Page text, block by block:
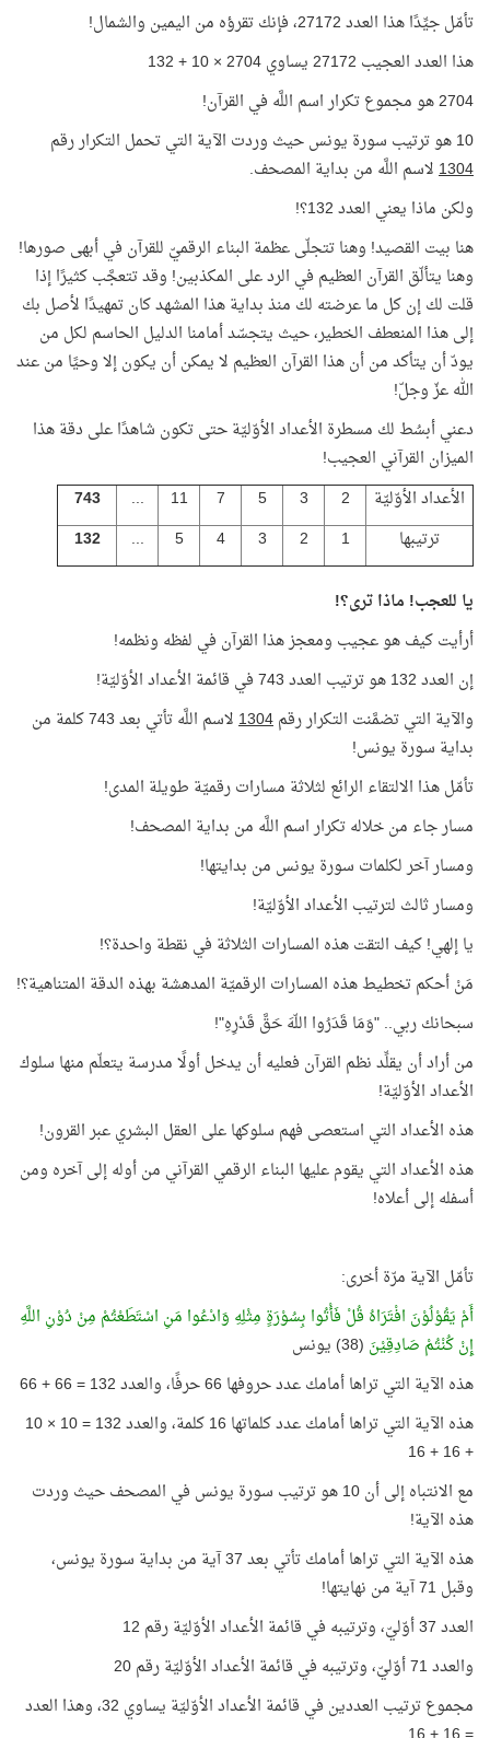
تأمّل جيِّدًا هذا العدد 27172، فإنك تقرؤه من اليمين والشمال!
هذا العدد العجيب 27172 يساوي 2704 × 10 + 132
2704 هو مجموع تكرار اسم اللَّه في القرآن!
10 هو ترتيب سورة يونس حيث وردت الآية التي تحمل التكرار رقم
1304لاسم اللَّه من بداية المصحف.
ولكن ماذا يعني العدد 132؟!
هنا بيت القصيد! وهنا تتجلّى عظمة البناء الرقميّ للقرآن في أبهى صورها!
وهنا يتألّق القرآن العظيم في الرد على المكذبين! وقد تتعجَّب كثيرًا إذا
قلت لك إن كل ما عرضته لك منذ بداية هذا المشهد كان تمهيدًا لأصل بك
إلى هذا المنعطف الخطير، حيث يتجسّد أمامنا الدليل الحاسم لكل من
يودّ أن يتأكد من أن هذا القرآن العظيم لا يمكن أن يكون إلا وحيًا من عند
الله عزّ وجلّ!
دعني أبسُط لك مسطرة الأعداد الأوّليّة حتى تكون شاهدًا على دقة هذا
الميزان القرآني العجيب!
الأعداد الأوّليّة
2
3
5
7
11
...
743
ترتيبها
1
2
3
4
5
...
132
يا للعجب! ماذا ترى؟!
أرأيت كيف هو عجيب ومعجز هذا القرآن في لفظه ونظمه!
إن العدد 132 هو ترتيب العدد 743 في قائمة الأعداد الأوّليّة!
والآية التي تضمَّنت التكرار رقم1304
لاسم اللَّه تأتي بعد 743 كلمة من
بداية سورة يونس!
تأمّل هذا الالتقاء الرائع لثلاثة مسارات رقميّة طويلة المدى!
مسار جاء من خلاله تكرار اسم اللَّه من بداية المصحف!
ومسار آخر لكلمات سورة يونس من بدايتها!
ومسار ثالث لترتيب الأعداد الأوّليّة!
يا إلهي! كيف التقت هذه المسارات الثلاثة في نقطة واحدة؟!
مَنْ أحكم تخطيط هذه المسارات الرقميّة المدهشة بهذه الدقة المتناهية؟!
سبحانك ربي.. "وَمَا قَدَرُوا اللّهَ حَقَّ قَدْرِهِ"!
من أراد أن يقلِّد نظم القرآن فعليه أن يدخل أولًا مدرسة يتعلّم منها سلوك
الأعداد الأوّليّة!
هذه الأعداد التي استعصى فهم سلوكها على العقل البشري عبر القرون!
هذه الأعداد التي يقوم عليها البناء الرقمي القرآني من أوله إلى آخره ومن
أسفله إلى أعلاه!
تأمّل الآية مرّة أخرى:
أَمْ يَقُوْلُوْنَ افْتَرَاهُ قُلْ فَأْتُوا بِسُوْرَةٍ مِثْلِهِ وَادْعُوا مَنِ اسْتَطَعْتُمْ مِنْ دُوْنِ اللَّهِ
إِنْ كُنْتُمْ صَادِقِيْنَ (38) يونس
هذه الآية التي تراها أمامك عدد حروفها 66 حرفًا، والعدد 132 = 66 + 66
هذه الآية التي تراها أمامك عدد كلماتها 16 كلمة، والعدد 132 = 10 × 10
+ 16 + 16
مع الانتباه إلى أن 10 هو ترتيب سورة يونس في المصحف حيث وردت
هذه الآية!
هذه الآية التي تراها أمامك تأتي بعد 37 آية من بداية سورة يونس،
وقبل 71 آية من نهايتها!
العدد 37 أوّليّ، وترتيبه في قائمة الأعداد الأوّليّة رقم 12
والعدد 71 أوّليّ، وترتيبه في قائمة الأعداد الأوّليّة رقم 20
مجموع ترتيب العددين في قائمة الأعداد الأوّليّة يساوي 32، وهذا العدد